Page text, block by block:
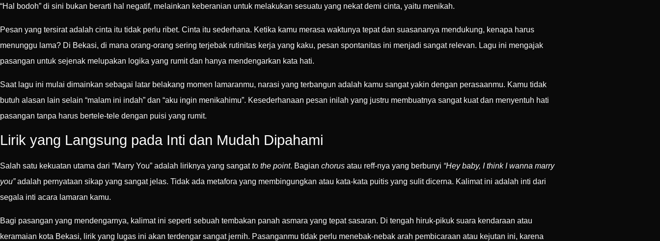
“Hal bodoh” di sini bukan berarti hal negatif, melainkan keberanian untuk melakukan sesuatu yang nekat demi cinta, yaitu menikah.
Pesan yang tersirat adalah cinta itu tidak perlu ribet. Cinta itu sederhana. Ketika kamu merasa waktunya tepat dan suasananya mendukung, kenapa harus
menunggu lama? Di Bekasi, di mana orang-orang sering terjebak rutinitas kerja yang kaku, pesan spontanitas ini menjadi sangat relevan. Lagu ini mengajak
pasangan untuk sejenak melupakan logika yang rumit dan hanya mendengarkan kata hati.
Saat lagu ini mulai dimainkan sebagai latar belakang momen lamaranmu, narasi yang terbangun adalah kamu sangat yakin dengan perasaanmu. Kamu tidak
butuh alasan lain selain “malam ini indah” dan “aku ingin menikahimu”. Kesederhanaan pesan inilah yang justru membuatnya sangat kuat dan menyentuh hati
pasangan tanpa harus bertele-tele dengan puisi yang rumit.
Lirik yang Langsung pada Inti dan Mudah Dipahami
Salah satu kekuatan utama dari “Marry You” adalah liriknya yang sangatto the point. Bagian chorus atau reff-nya yang berbunyi “Hey baby, I think I wanna marry
you”adalah pernyataan sikap yang sangat jelas. Tidak ada metafora yang membingungkan atau kata-kata puitis yang sulit dicerna. Kalimat ini adalah inti dari
segala inti acara lamaran kamu.
Bagi pasangan yang mendengarnya, kalimat ini seperti sebuah tembakan panah asmara yang tepat sasaran. Di tengah hiruk-pikuk suara kendaraan atau
keramaian kota Bekasi, lirik yang lugas ini akan terdengar sangat jernih. Pasanganmu tidak perlu menebak-nebak arah pembicaraan atau kejutan ini, karena